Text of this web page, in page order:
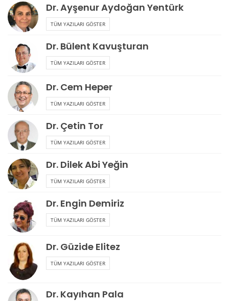
Dr. Ayşenur Aydoğan Yentürk
TÜM YAZILARI GÖSTER
Dr. Bülent Kavuşturan
TÜM YAZILARI GÖSTER
Dr. Cem Heper
TÜM YAZILARI GÖSTER
Dr. Çetin Tor
TÜM YAZILARI GÖSTER
Dr. Dilek Abi Yeğin
TÜM YAZILARI GÖSTER
Dr. Engin Demiriz
TÜM YAZILARI GÖSTER
Dr. Güzide Elitez
TÜM YAZILARI GÖSTER
Dr. Kayıhan Pala